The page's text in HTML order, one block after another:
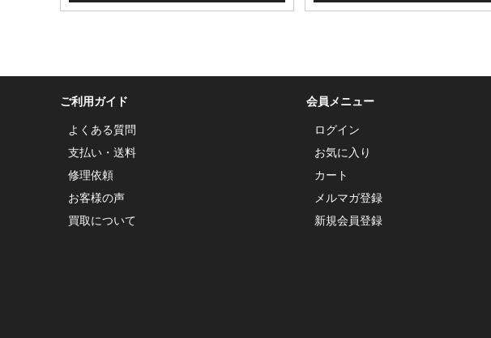
ご利用ガイド
よくある質問
支払い・送料
修理依頼
お客様の声
買取について
会員メニュー
ログイン
お気に入り
カート
メルマガ登録
新規会員登録